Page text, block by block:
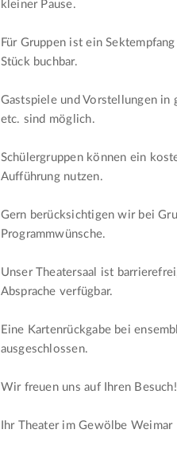
kleiner Pause.
Für Gruppen ist ein
Stück buchbar.
Gastspiele und Vorstellungen
etc. sind möglich.
Schülergruppen können ein
Aufführung nutzen.
Gern berücksichtigen wir bei
Programmwünsche.
Unser Theatersaal ist
Absprache verfügbar.
Eine Kartenrückgabe bei
ausgeschlossen.
Wir freuen uns auf Ihren Besuch!
Ihr Theater im Gewölbe Weimar